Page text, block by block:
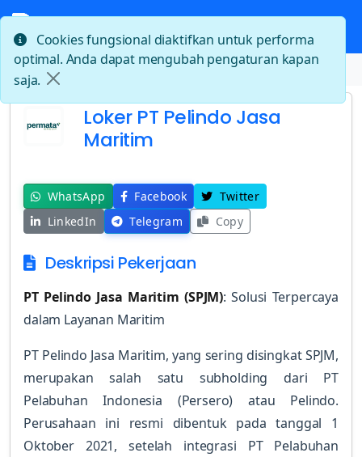
Beranda Loker PT Pelindo Jasa Maritim
Loker PT Pelindo Jasa
Maritim
WhatsApp Facebook
Twitter
LinkedIn
Telegram Copy
Deskripsi Pekerjaan
PT Pelindo Jasa Maritim (SPJM): Solusi Terpercaya
dalam Layanan Maritim
PT Pelindo Jasa Maritim, yang sering disingkat SPJM,
merupakan salah satu subholding dari PT
Pelabuhan Indonesia (Persero) atau Pelindo.
Perusahaan ini resmi dibentuk pada tanggal 1
Oktober 2021, setelah integrasi PT Pelabuhan
Cookies fungsional diaktifkan untuk performa
optimal. Anda dapat mengubah pengaturan kapan
saja.